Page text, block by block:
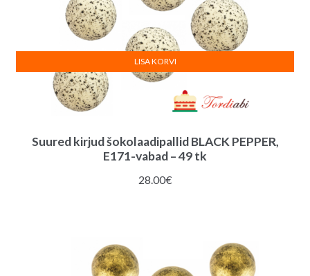
Suured kirjud šokolaadipallid BLACK PEPPER,
E171-vabad – 49 tk
28.00€
LISA KORVI